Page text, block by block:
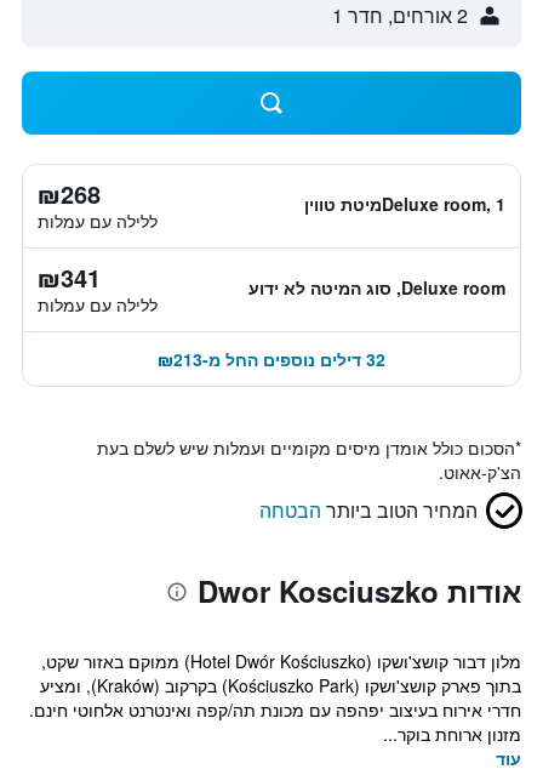
2 אורחים, חדר 1
Deluxe room, 1מיטת טווין ₪268
ללילה עם עמלות
Deluxe room, סוג המיטה לא ידוע ₪341
ללילה עם עמלות
32 דילים נוספים החל מ-₪213
*הסכום כולל אומדן מיסים מקומיים ועמלות שיש לשלם בעת
הצ'ק-אאוט.
המחיר הטוב ביותר הבטחה
אודות Dwor Kosciuszko
מלון דבור קושצ'ושקו (Hotel Dwór Kościuszko) ממוקם באזור שקט,
בתוך פארק קושצ'ושקו (Kościuszko Park) בקרקוב (Kraków), ומציע
חדרי אירוח בעיצוב יפהפה עם מכונת תה/קפה ואינטרנט אלחוטי חינם.
מזנון ארוחת בוקר...
עוד